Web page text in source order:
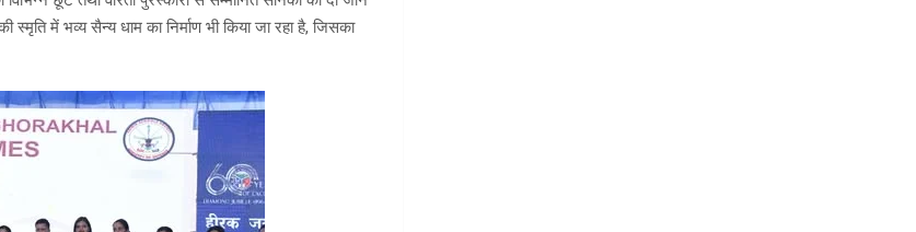
स्मृति में भव्य सैन्य धाम का निर्माण भी किया जा रहा है, जिसका